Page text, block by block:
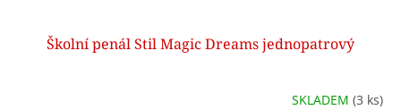
Školní penál Stil Magic Dreams jednopatrový
SKLADEM (3 ks)